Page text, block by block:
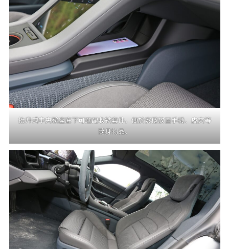
抬升式中央鞍座底下可選配收納套件，便於安穩放置手機、皮夾等
隨身物品。